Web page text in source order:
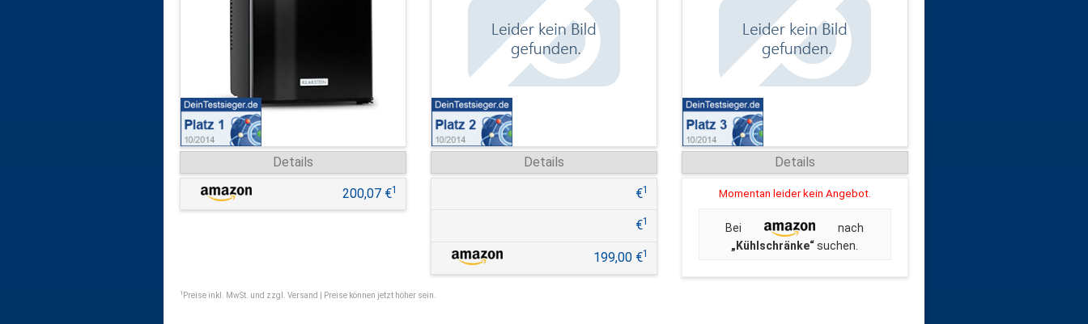
Details
200,07 €1
Details
€1
€1
199,00 €1
Details
Momentan leider kein Angebot.
Bei
nach
„Kühlschränke“suchen.
1 Preise inkl. MwSt. und zzgl. Versand | Preise können jetzt höher sein.